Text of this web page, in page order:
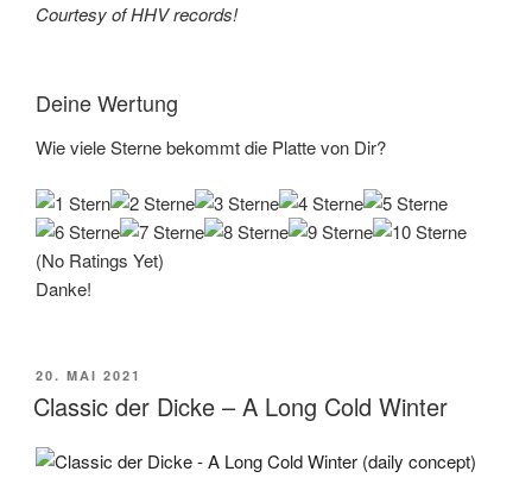
Courtesy of HHV records!
Deine Wertung
Wie viele Sterne bekommt die Platte von Dir?
(No Ratings Yet)
Danke!
VERÖFFENTLICHT
AM
20. MAI 2021
Classic der Dicke – A Long Cold Winter